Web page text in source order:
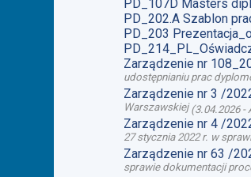
PD_107D Masters
PD_202.A Szablon
PD_203
Zarządzenie nr
udostępnianiu prac
Zarządzenie nr 3 /
Warszawskiej(3.04.2026-
Zarządzenie nr 4 /
27 stycznia 2022 r. w
Zarządzenie nr 63 /
sprawie dokumentacji